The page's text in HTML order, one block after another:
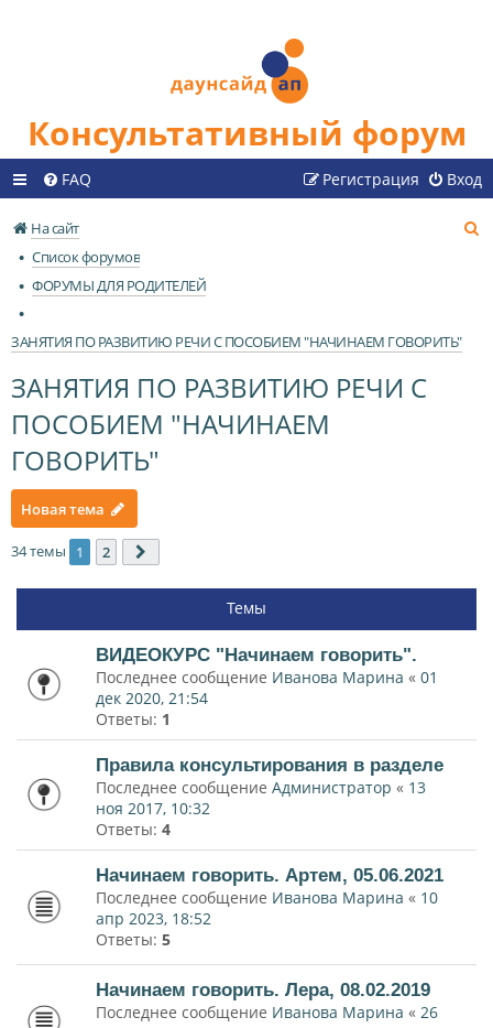
Консультативный форум
FAQ Вход
Регистрация
На сайт
Список форумов
ФОРУМЫ ДЛЯ РОДИТЕЛЕЙ
ЗАНЯТИЯ ПО РАЗВИТИЮ РЕЧИ С ПОСОБИЕМ "НАЧИНАЕМ ГОВОРИТЬ"
ЗАНЯТИЯ ПО РАЗВИТИЮ РЕЧИ С
ПОСОБИЕМ "НАЧИНАЕМ
ГОВОРИТЬ"
Новая тема
34 темы 1 2
Темы
ВИДЕОКУРС "Начинаем говорить".
Последнее сообщение Иванова Марина « 01
дек 2020, 21:54
Ответы: 1
Правила консультирования в разделе
Последнее сообщение Администратор « 13
ноя 2017, 10:32
Ответы: 4
Начинаем говорить. Артем, 05.06.2021
Последнее сообщение Иванова Марина « 10
апр 2023, 18:52
Ответы: 5
Начинаем говорить. Лера, 08.02.2019
Последнее сообщение Иванова Марина « 26